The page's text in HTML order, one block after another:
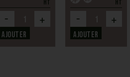
HT
- +
Ajouter
HT
- +
Ajouter